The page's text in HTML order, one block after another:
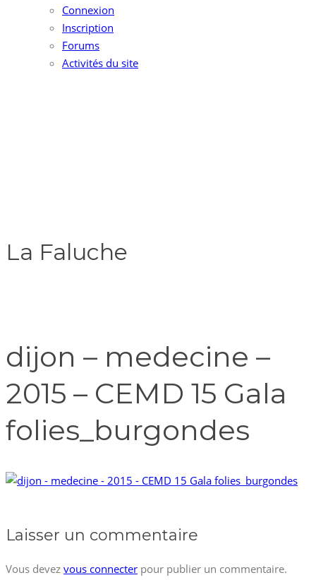
Connexion
Inscription
Forums
Activités du site
La Faluche
dijon – medecine –
2015 – CEMD 15 Gala
folies_burgondes
Laisser un commentaire
Vous devez vous connecter pour publier un commentaire.